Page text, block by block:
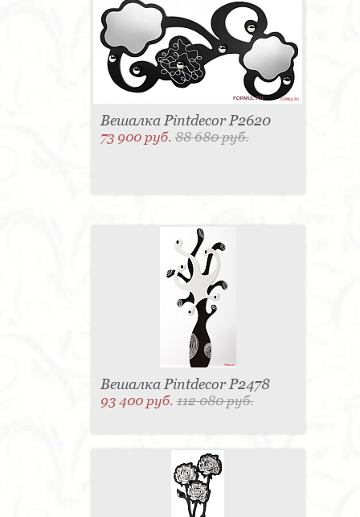
Вешалка Pintdecor P2620
73 900 руб.88 680 руб.
Вешалка Pintdecor P2478
93 400 руб.112 080 руб.